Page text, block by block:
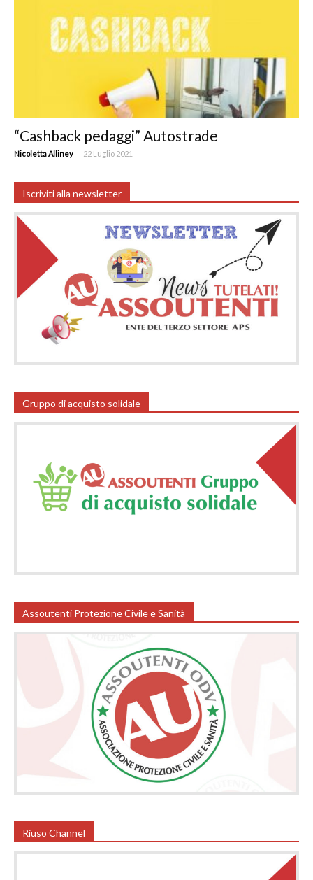
“Cashback pedaggi” Autostrade
Nicoletta Alliney - 22 Luglio 2021
Iscriviti alla newsletter
Gruppo di acquisto solidale
Assoutenti Protezione Civile e Sanità
Riuso Channel